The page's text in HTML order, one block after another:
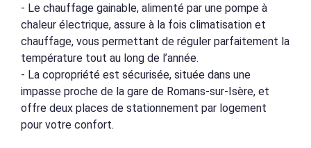
- Le chauffage gainable, alimenté par une pompe à
chaleur électrique, assure à la fois climatisation et
chauffage, vous permettant de réguler parfaitement la
température tout au long de l’année.
- La copropriété est sécurisée, située dans une
impasse proche de la gare de Romans-sur-Isère, et
offre deux places de stationnement par logement
pour votre confort.